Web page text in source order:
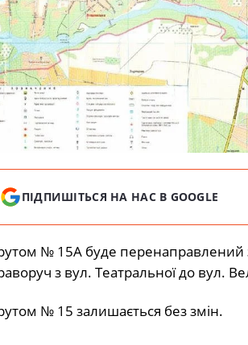
ПІДПИШІТЬСЯ НА НАС В GOOGLE
№ 15А буде
з вул. Театральної до вул.
№ 15 залишається без змін.